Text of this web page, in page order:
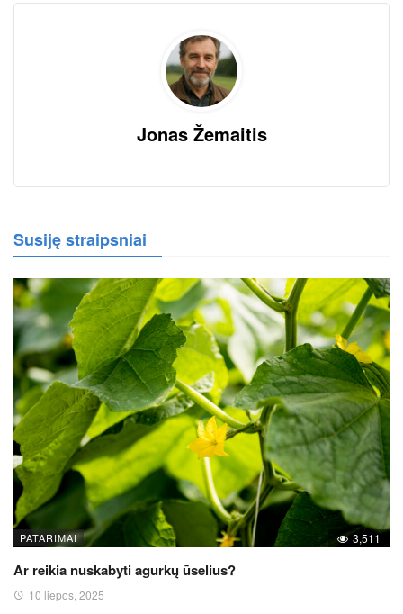
Jonas Žemaitis
Susiję straipsniai
PATARIMAI 3,511
Ar reikia nuskabyti agurkų ūselius?
10 liepos, 2025